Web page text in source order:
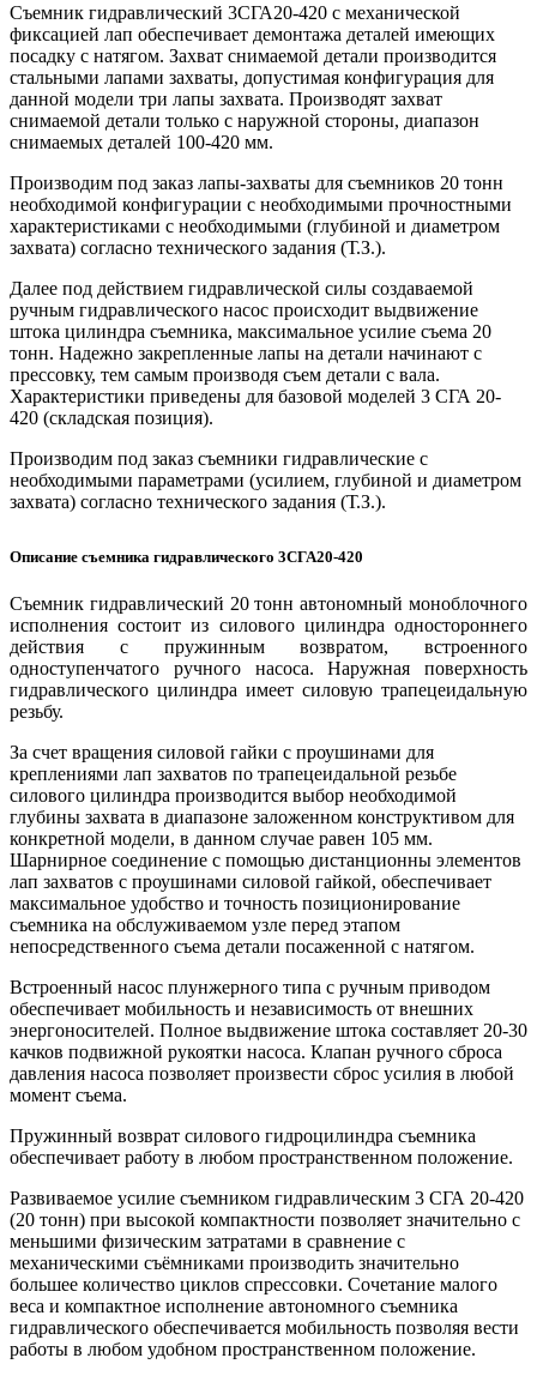
Съемник гидравлический 3СГА20-420 с механической
фиксацией лап обеспечивает демонтажа деталей имеющих
посадку с натягом. Захват снимаемой детали производится
стальными лапами захваты, допустимая конфигурация для
данной модели три лапы захвата. Производят захват
снимаемой детали только с наружной стороны, диапазон
снимаемых деталей 100-420 мм.
Производим под заказ лапы-захваты для съемников 20 тонн
необходимой конфигурации с необходимыми прочностными
характеристиками с необходимыми (глубиной и диаметром
захвата) согласно технического задания (Т.З.).
Далее под действием гидравлической силы создаваемой
ручным гидравлического насос происходит выдвижение
штока цилиндра съемника, максимальное усилие съема 20
тонн. Надежно закрепленные лапы на детали начинают с
прессовку, тем самым производя съем детали с вала.
Характеристики приведены для базовой моделей 3 СГА 20-
420 (складская позиция).
Производим под заказ съемники гидравлические с
необходимыми параметрами (усилием, глубиной и диаметром
захвата) согласно технического задания (Т.З.).
Описание съемника гидравлического 3СГА20-420
Съемник гидравлический 20 тонн автономный моноблочного
исполнения состоит из силового цилиндра одностороннего
действия с пружинным возвратом, встроенного
одноступенчатого ручного насоса. Наружная поверхность
гидравлического цилиндра имеет силовую трапецеидальную
резьбу.
За счет вращения силовой гайки с проушинами для
креплениями лап захватов по трапецеидальной резьбе
силового цилиндра производится выбор необходимой
глубины захвата в диапазоне заложенном конструктивом для
конкретной модели, в данном случае равен 105 мм.
Шарнирное соединение с помощью дистанционны элементов
лап захватов с проушинами силовой гайкой, обеспечивает
максимальное удобство и точность позиционирование
съемника на обслуживаемом узле перед этапом
непосредственного съема детали посаженной с натягом.
Встроенный насос плунжерного типа с ручным приводом
обеспечивает мобильность и независимость от внешних
энергоносителей. Полное выдвижение штока составляет 20-30
качков подвижной рукоятки насоса. Клапан ручного сброса
давления насоса позволяет произвести сброс усилия в любой
момент съема.
Пружинный возврат силового гидроцилиндра съемника
обеспечивает работу в любом пространственном положение.
Развиваемое усилие съемником гидравлическим 3 СГА 20-420
(20 тонн) при высокой компактности позволяет значительно с
меньшими физическим затратами в сравнение с
механическими съёмниками производить значительно
большее количество циклов спрессовки. Сочетание малого
веса и компактное исполнение автономного съемника
гидравлического обеспечивается мобильность позволяя вести
работы в любом удобном пространственном положение.